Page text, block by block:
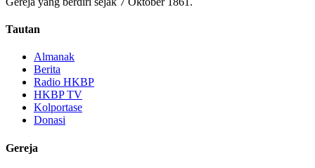
Tautan
Almanak
Berita
Radio HKBP
HKBP TV
Kolportase
Donasi
Gereja